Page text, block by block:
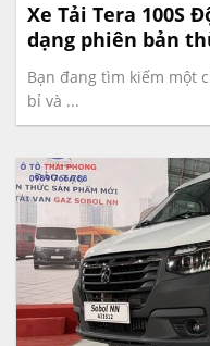
Xe Tải Tera 100S
dạng phiên bản
Bạn đang tìm kiếm một
bỉ và ...